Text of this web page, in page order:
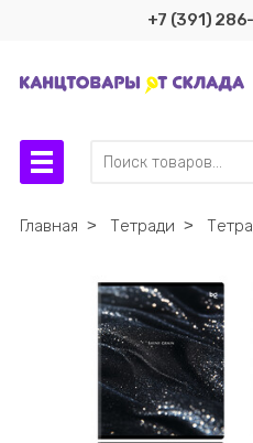
+7 (391)
Главная ˃ Тетради ˃